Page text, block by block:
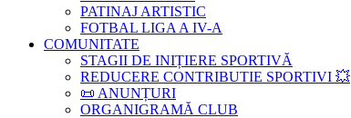
PATINAJ ARTISTIC
FOTBAL LIGA A IV-A
COMUNITATE
STAGII DE INIȚIERE SPORTIVĂ
REDUCERE CONTRIBUTIE SPORTIVI 💥
📜 ANUNȚURI
ORGANIGRAMĂ CLUB